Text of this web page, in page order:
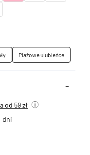
Plażowe ulubieńce
od 59 zł
dni